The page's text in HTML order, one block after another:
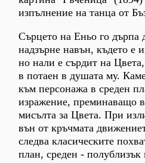
изпълнение на танца от
Сърцето на Еньо го дърпа
надзърне навън, където е
но нали е сърдит на
в потаен в душата му.
към персонажа в среден
изражение, преминаващо
мисълта за Цвета. При
вън от кръчмата
следва класическите
план, среден - полублизък